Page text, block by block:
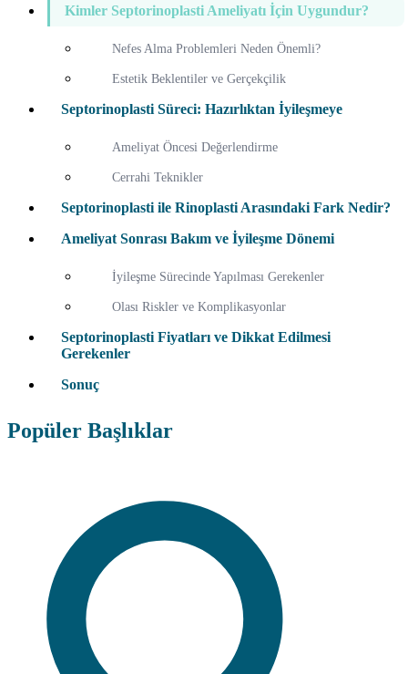
Kimler Septorinoplasti Ameliyatı İçin Uygundur?
Nefes Alma Problemleri Neden Önemli?
Estetik Beklentiler ve Gerçekçilik
Septorinoplasti Süreci: Hazırlıktan İyileşmeye
Ameliyat Öncesi Değerlendirme
Cerrahi Teknikler
Septorinoplasti ile Rinoplasti Arasındaki Fark Nedir?
Ameliyat Sonrası Bakım ve İyileşme Dönemi
İyileşme Sürecinde Yapılması Gerekenler
Olası Riskler ve Komplikasyonlar
Septorinoplasti Fiyatları ve Dikkat Edilmesi
Gerekenler
Sonuç
Popüler Başlıklar